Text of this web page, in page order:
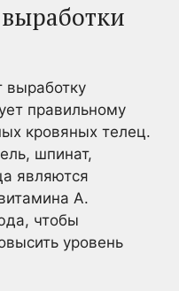
правильному
кровяных телец.
шпинат,
являются
А.
чтобы
уровень